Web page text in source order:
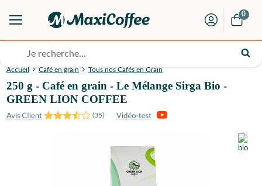
0
Accueil Café en grain Tous nos Cafés en Grain
250 g - Café en grain - Le Mélange Sirga Bio -
GREEN LION COFFEE
(35)